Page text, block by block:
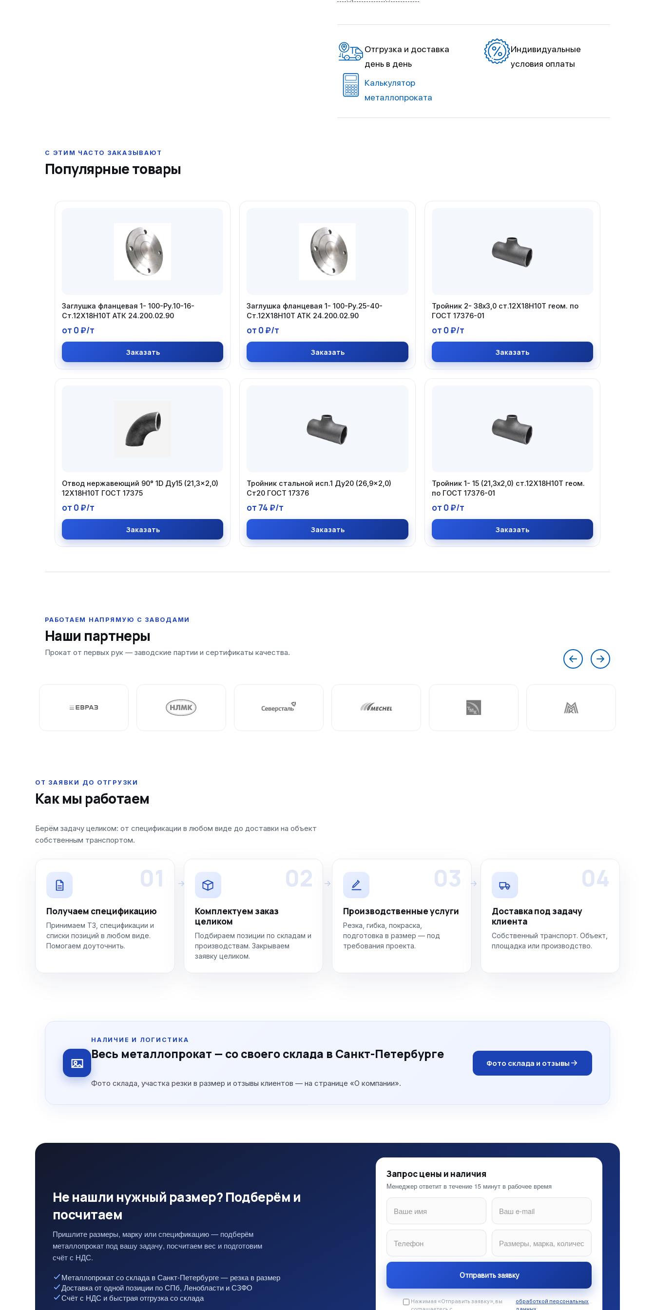
Отгрузка и доставка
день в день
Индивидуальные
условия оплаты
Калькулятор
металлопроката
Популярные товары
Заглушка фланцевая 1- 100-Ру.10-16-
Ст.12Х18Н10Т АТК 24.200.02.90
от 0 ₽/т
Заказать
Заглушка фланцевая 1- 100-Ру.25-40-
Ст.12Х18Н10Т АТК 24.200.02.90
от 0 ₽/т
Заказать
Тройник 2- 38х3,0 ст.12Х18Н10Т геом. по
ГОСТ 17376-01
от 0 ₽/т
Заказать
Отвод нержавеющий 90° 1D Ду15 (21,3×2,0)
12Х18Н10Т ГОСТ 17375
от 0 ₽/т
Заказать
Тройник стальной исп.1 Ду20 (26,9×2,0)
Ст20 ГОСТ 17376
от 74 ₽/т
Заказать
Тройник 1- 15 (21,3х2,0) ст.12Х18Н10Т геом.
по ГОСТ 17376-01
от 0 ₽/т
Заказать
Наши партнеры
ОТ ЗАЯВКИ ДО ОТГРУЗКИ
Как мы работаем
Берём задачу целиком: от спецификации в любом виде до доставки на объект
собственным транспортом.
01
Получаем спецификацию
Принимаем ТЗ, спецификации и
списки позиций в любом виде.
Помогаем доуточнить.
02
Комплектуем заказ
целиком
Подбираем позиции по складам и
производствам. Закрываем
заявку целиком.
03
Производственные услуги
Резка, гибка, покраска,
подготовка в размер — под
требования проекта.
04
Доставка под задачу
клиента
Собственный транспорт. Объект,
площадка или производство.
НАЛИЧИЕ И ЛОГИСТИКА
Весь металлопрокат — со своего склада в Санкт-Петербурге
Фото склада, участка резки в размер и отзывы клиентов — на странице «О компании».
Фото склада и отзывы
Не нашли нужный размер? Подберём и
посчитаем
Пришлите размеры, марку или спецификацию — подберём
металлопрокат под вашу задачу, посчитаем вес и подготовим
счёт с НДС.
Металлопрокат со склада в Санкт-Петербурге — резка в размер
Доставка от одной позиции по СПб, Ленобласти и СЗФО
Счёт с НДС и быстрая отгрузка со склада
Запрос цены и наличия
Менеджер ответит в течение 15 минут в рабочее время
Нажимая «Отправить заявку», вы
обработкой персональных .